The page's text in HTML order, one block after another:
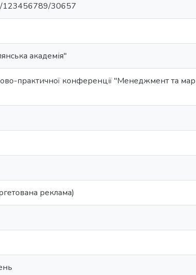
123456789/30657
академія"
практичної конференції "Менеджмент та
реклама)